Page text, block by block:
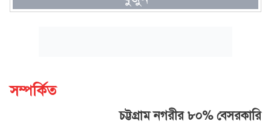
সম্পর্কিত
চট্টগ্রাম নগরীর ৮০% বেসরকারি